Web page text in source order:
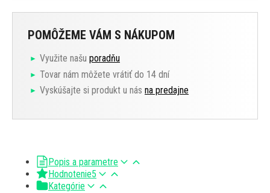
POMÔŽEME VÁM S NÁKUPOM
Využite našu poradňu
Tovar nám môžete vrátiť do 14 dní
Vyskúšajte si produkt u nás na predajne
Popis a parametre
Hodnotenie5
Kategórie